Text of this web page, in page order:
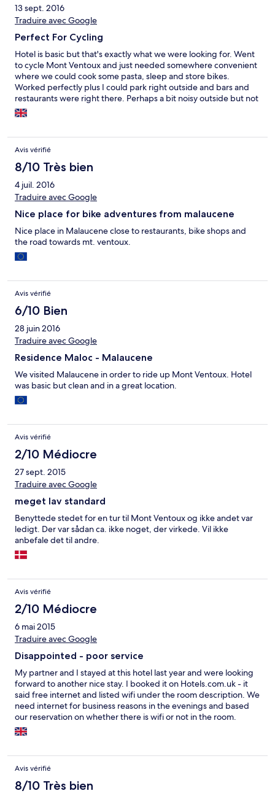
13 sept. 2016
Traduire avec Google
Perfect For Cycling
Hotel is basic but that's exactly what we were looking for. Went
to cycle Mont Ventoux and just needed somewhere convenient
where we could cook some pasta, sleep and store bikes.
Worked perfectly plus I could park right outside and bars and
restaurants were right there. Perhaps a bit noisy outside but not
a big issue.
Avis vérifié
8/10 Très bien
4 juil. 2016
Traduire avec Google
Nice place for bike adventures from malaucene
Nice place in Malaucene close to restaurants, bike shops and
the road towards mt. ventoux.
Avis vérifié
6/10 Bien
28 juin 2016
Traduire avec Google
Residence Maloc - Malaucene
We visited Malaucene in order to ride up Mont Ventoux. Hotel
was basic but clean and in a great location.
Avis vérifié
2/10 Médiocre
27 sept. 2015
Traduire avec Google
meget lav standard
Benyttede stedet for en tur til Mont Ventoux og ikke andet var
ledigt. Der var sådan ca. ikke noget, der virkede. Vil ikke
anbefale det til andre.
Avis vérifié
2/10 Médiocre
6 mai 2015
Traduire avec Google
Disappointed - poor service
My partner and I stayed at this hotel last year and were looking
forward to another nice stay. I booked it on Hotels.com.uk - it
said free internet and listed wifi under the room description. We
need internet for business reasons in the evenings and based
our reservation on whether there is wifi or not in the room.
When we checked in our room didn't have wifi reception and
said it was only temporary. We requested to change rooms and
stay. At one point they said they would change us but it never
happened. Once we checked in they were never at the hotel
again - we had to call them constantly but it was obvious they
Avis vérifié
8/10 Très bien